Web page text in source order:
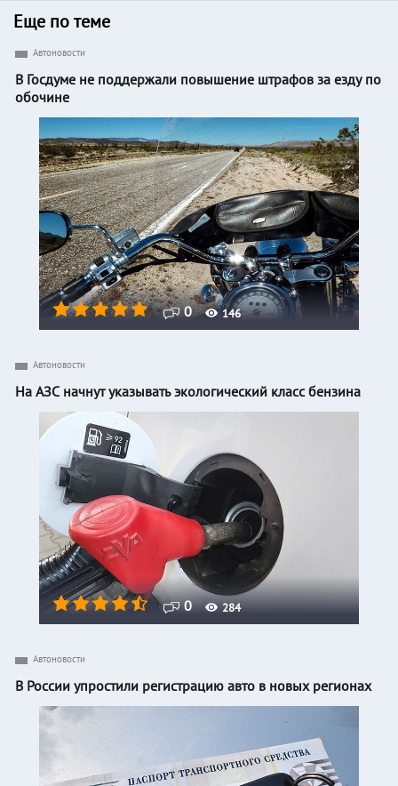
Еще по теме
0 146
Автоновости
В Госдуме не поддержали повышение штрафов за езду по
обочине
0 284
Автоновости
На АЗС начнут указывать экологический класс бензина
Автоновости
В России упростили регистрацию авто в новых регионах